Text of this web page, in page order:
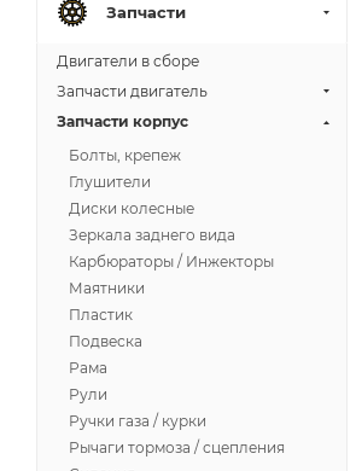
Запчасти
Двигатели в сборе
Запчасти двигатель
Запчасти корпус
Болты, крепеж
Глушители
Диски колесные
Зеркала заднего вида
Карбюраторы / Инжекторы
Маятники
Пластик
Подвеска
Рама
Рули
Ручки газа / курки
Рычаги тормоза / сцепления